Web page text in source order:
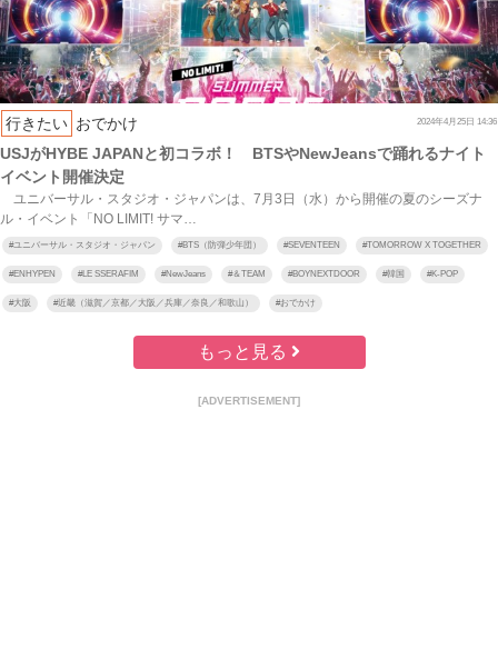
行きたい おでかけ 2024年4月25日 14:36
USJがHYBE JAPANと初コラボ！ BTSやNewJeansで踊れるナイト
イベント開催決定
ユニバーサル・スタジオ・ジャパンは、7月3日（水）から開催の夏のシーズナ
ル・イベント「NO LIMIT! サマ…
#ユニバーサル・スタジオ・ジャパン #BTS（防弾少年団） #SEVENTEEN #TOMORROW X TOGETHER
#ENHYPEN #LE SSERAFIM #NewJeans #＆TEAM #BOYNEXTDOOR #韓国 #K-POP
#大阪 #近畿（滋賀／京都／大阪／兵庫／奈良／和歌山） #おでかけ
もっと見る
[ADVERTISEMENT]